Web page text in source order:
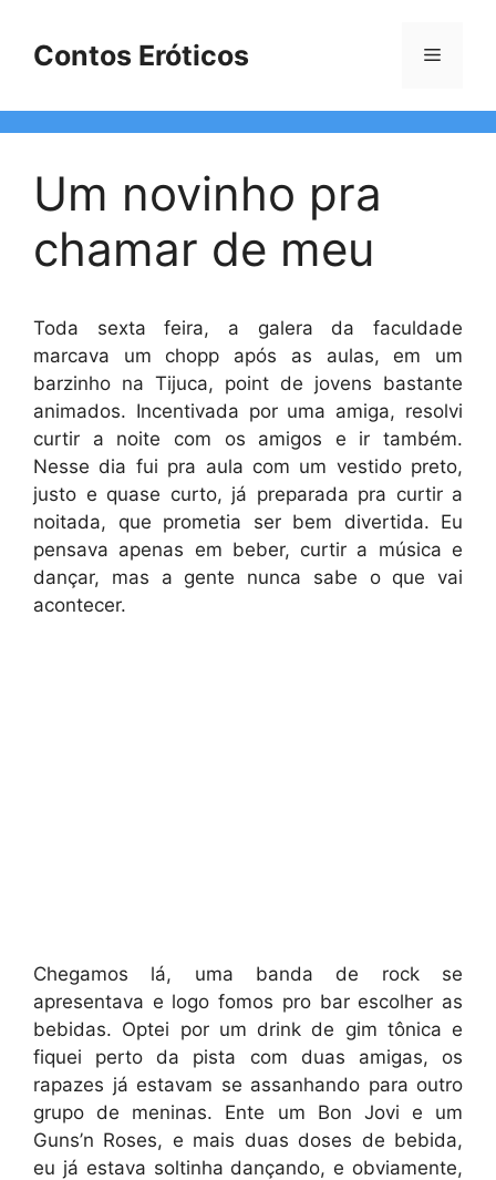
Contos Eróticos Menu
Um novinho pra
chamar de meu
Toda sexta feira, a galera da faculdade
marcava um chopp após as aulas, em um
barzinho na Tijuca, point de jovens bastante
animados. Incentivada por uma amiga, resolvi
curtir a noite com os amigos e ir também.
Nesse dia fui pra aula com um vestido preto,
justo e quase curto, já preparada pra curtir a
noitada, que prometia ser bem divertida. Eu
pensava apenas em beber, curtir a música e
dançar, mas a gente nunca sabe o que vai
acontecer.
Chegamos lá, uma banda de rock se
apresentava e logo fomos pro bar escolher as
bebidas. Optei por um drink de gim tônica e
fiquei perto da pista com duas amigas, os
rapazes já estavam se assanhando para outro
grupo de meninas. Ente um Bon Jovi e um
Guns’n Roses, e mais duas doses de bebida,
eu já estava soltinha dançando, e obviamente,